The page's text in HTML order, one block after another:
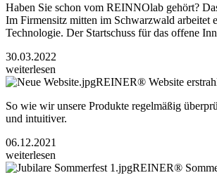
Haben Sie schon vom REINNOlab gehört?
Im Firmensitz mitten im Schwarzwald arbeitet
Technologie. Der Startschuss für das offene
30.03.2022
weiterlesen
REINER® Website
So wie wir unsere Produkte regelmäßig
und intuitiver.
06.12.2021
weiterlesen
REINER®